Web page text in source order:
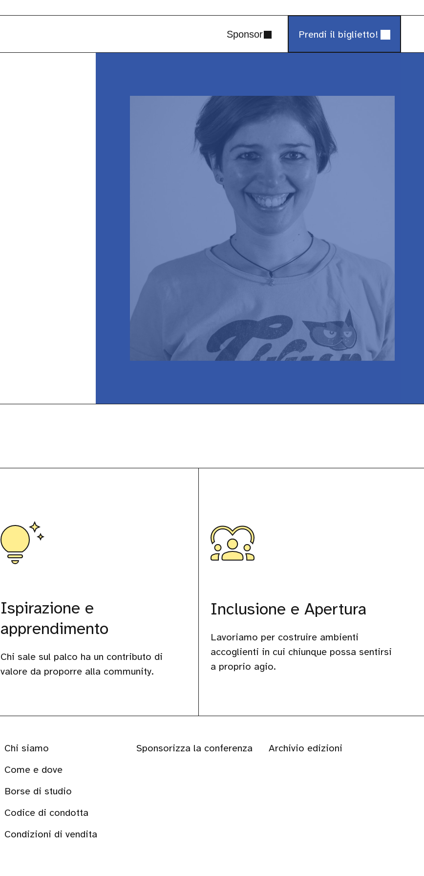
Sponsor Prendi il biglietto!
Ispirazione e
apprendimento
Chi sale sul palco ha un contributo di
valore da proporre alla community.
Inclusione e Apertura
Lavoriamo per costruire ambienti
accoglienti in cui chiunque possa sentirsi
a proprio agio.
Chi siamo
Come e dove
Borse di studio
Codice di condotta
Condizioni di vendita
Sponsorizza la conferenza Archivio edizioni